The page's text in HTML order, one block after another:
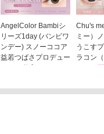
AngelColor Bambiシ
リーズ1day (バンビワ
ンデー) スノーココア
益若つばさプロデュー
ス（10枚入り）
Chu's
ミー）
うこす
ラコン
1,705